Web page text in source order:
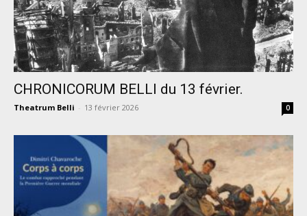
CHRONICORUM BELLI du 13 février.
Theatrum Belli - 13 février 2026 0